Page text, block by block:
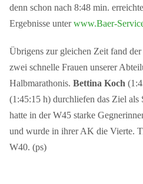
denn schon nach 8:48 min.
Ergebnisse unterwww.Baer-
Übrigens zur gleichen Zeit fand
zwei schnelle Frauen unserer
Halbmarathonis. Bettina Koch
(1:45:15 h) durchliefen das Ziel als
hatte in der W45 starke
und wurde in ihrer AK die Vierte.
W40. (ps)